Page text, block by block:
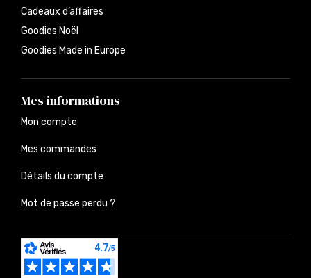
Cadeaux d’affaires
Goodies Noël
Goodies Made in Europe
Mes informations
Mon compte
Mes commandes
Détails du compte
Mot de passe perdu ?